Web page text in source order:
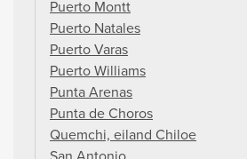
Puerto Montt
Puerto Natales
Puerto Varas
Puerto Williams
Punta Arenas
Punta de Choros
Quemchi, eiland Chiloe